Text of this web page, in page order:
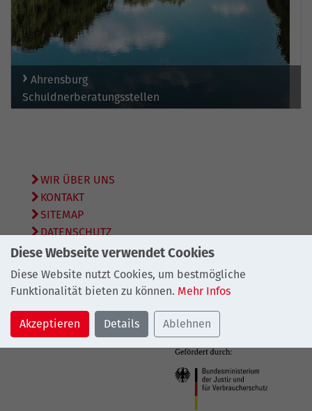
Ahrensburg
Schuldnerberatungsstellen
WIR ÜBER UNS
KONTAKT
SITEMAP
DATENSCHUTZ
IMPRESSUM
© 2026Bundesarbeitsgemeinschaft Schuldnerberatung
e.V.
Diese Webseite verwendet Cookies
Diese Website nutzt Cookies, um bestmögliche
Funktionalität bieten zu können. Mehr Infos
Akzeptieren Details Ablehnen